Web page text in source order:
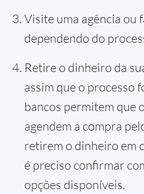
Visite uma agência ou
dependendo do
Retire o dinheiro da
assim que o processo
bancos permitem que
agendem a compra
retirem o dinheiro em
é preciso confirmar
opções disponíveis.